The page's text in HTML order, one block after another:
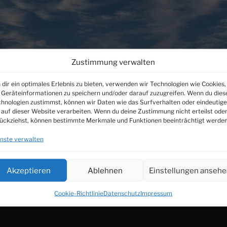
Zustimmung verwalten
dir ein optimales Erlebnis zu bieten, verwenden wir Technologien wie Cookies,
zu speichern und/oder darauf zuzugreifen. Wenn du
zustimmst, können wir Daten wie das Surfverhalten oder eindeutige
auf dieser Website verarbeiten. Wenn du deine Zustimmung nicht erteilst oder
können bestimmte Merkmale und Funktionen beeinträchtigt
verwalten
Akzeptieren Ablehnen Einstellungen
Cookie-RichtlinieDatenschutzImpressum
Suchen